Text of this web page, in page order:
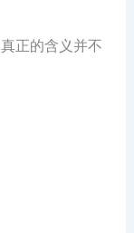
正的含义并不